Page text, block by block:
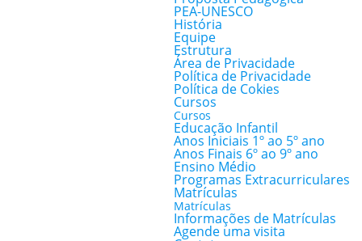
PEA-UNESCO
História
Equipe
Estrutura
Área de Privacidade
Política de Privacidade
Política de Cokies
Cursos
Cursos
Educação Infantil
Anos Iniciais 1º ao 5º ano
Anos Finais 6º ao 9º ano
Ensino Médio
Programas Extracurriculares
Matrículas
Matrículas
Informações de Matrículas
Agende uma visita